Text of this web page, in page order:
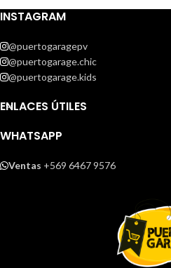
INSTAGRAM
@puertogaragepv
@puertogarage.chic
@puertogarage.kids
ENLACES ÚTILES
WHATSAPP
Ventas +569 6467 9576